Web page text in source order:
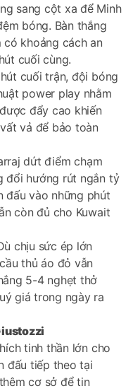
sang cột xa để Minh
bóng. Bàn thắng
khoảng cách an
cuối cùng.
cuối trận, đội bóng
power play nhằm
đẩy cao khiến
vả để bảo toàn
dứt điểm chạm
đổi hướng rút ngắn tỷ
đấu vào những phút
còn đủ cho Kuwait
chịu sức ép lớn
thủ áo đỏ vẫn
5-4 nghẹt thở
giá trong ngày ra
tinh thần lớn cho
đấu tiếp theo tại
cơ sở để tin